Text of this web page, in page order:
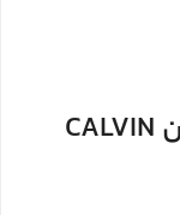
ساعت مچی زنانه کلوین کلاین CALVIN